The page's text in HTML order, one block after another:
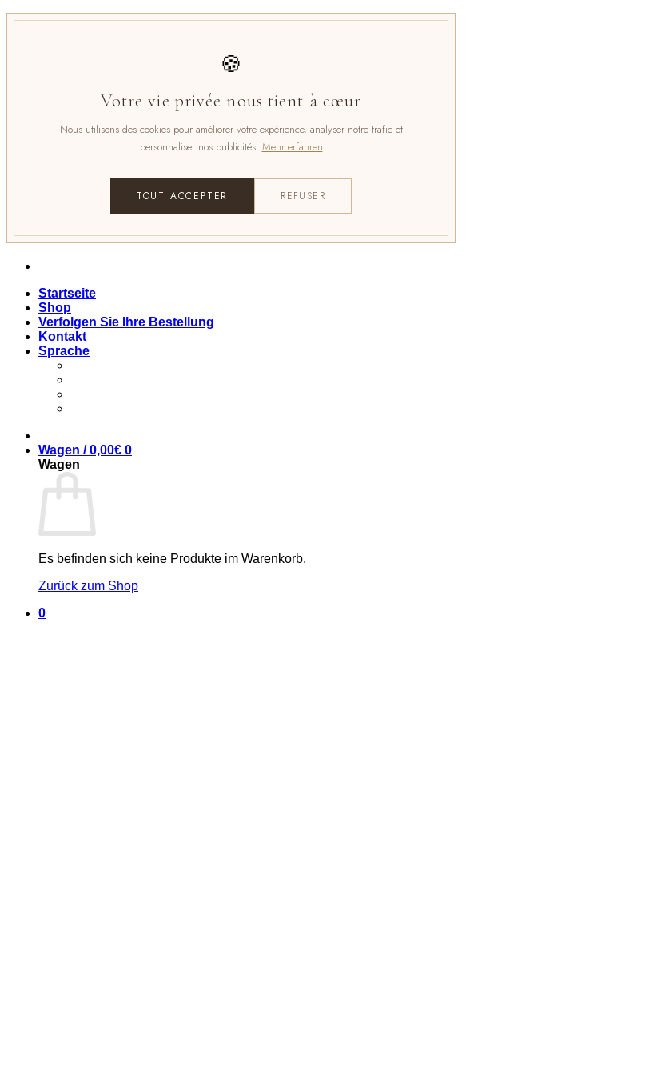
🍪
Votre vie privée nous tient à cœur
Nous utilisons des cookies pour améliorer votre expérience, analyser notre trafic et
personnaliser nos publicités. Mehr erfahren
TOUT ACCEPTER REFUSER
Zum PAIEMENT IN 4x KOSTENLOS MIT PAYPAL
PAIEMENT IN 4x KOSTENLOS MIT PAYPAL
Startseite
Shop
Verfolgen Sie Ihre Bestellung
Kontakt
Sprache
Wagen /0,00€ 0
Wagen
Es befinden sich keine Produkte im Warenkorb.
Zurück zum Shop
0